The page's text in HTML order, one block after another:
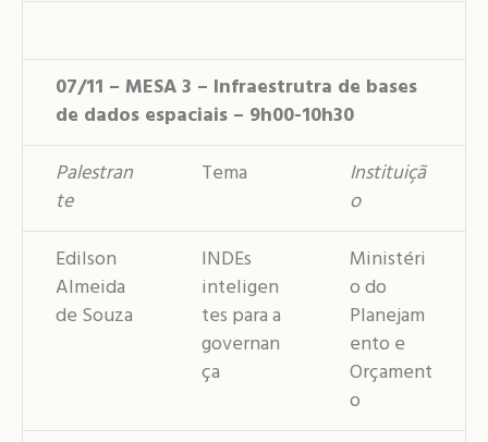
07/11 – MESA 3 – Infraestrutra de bases
de dados espaciais – 9h00-10h30
Palestran
te
Tema
Instituiçã
o
Edilson
Almeida
de Souza
INDEs
inteligen
tes para a
governan
ça
Ministéri
o do
Planejam
ento e
Orçament
o